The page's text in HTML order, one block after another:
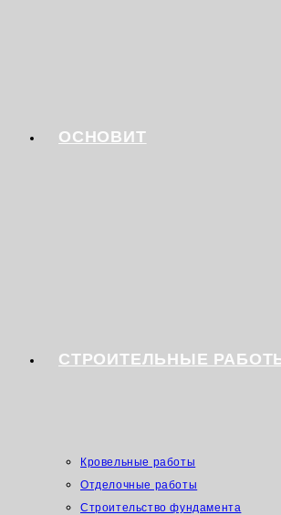
ОСНОВИТ
СТРОИТЕЛЬНЫЕ
Кровельные работы
Отделочные работы
Строительство фундамента